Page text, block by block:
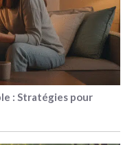
: Stratégies pour